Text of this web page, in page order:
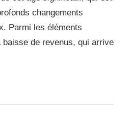
changements
Parmi les éléments
baisse de revenus, qui arrive